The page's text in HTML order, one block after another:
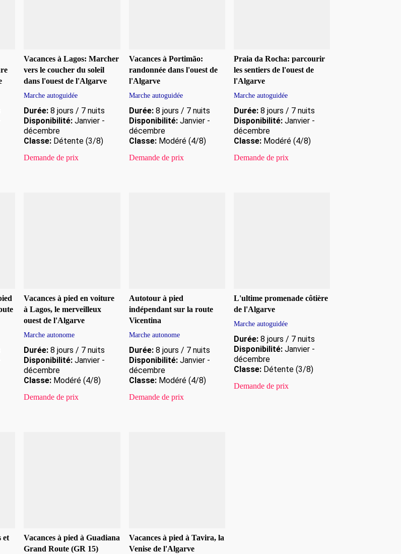
Vacances à Lagos: Marcher
vers le coucher du soleil
dans l'ouest de l'Algarve
Marche autoguidée
Durée: 8 jours / 7 nuits
Disponibilité: Janvier -
décembre
Classe: Détente (3/8)
Demande de prix
Vacances à Portimão:
randonnée dans l'ouest de
l'Algarve
Marche autoguidée
Durée:8 jours / 7 nuits
Disponibilité:Janvier -
décembre
Classe:Modéré (4/8)
Demande de prix
Praia da Rocha: parcourir
les sentiers de l'ouest de
l'Algarve
Marche autoguidée
Durée: 8 jours / 7 nuits
Disponibilité: Janvier -
décembre
Classe: Modéré (4/8)
Demande de prix
Vacances à pied en voiture
à Lagos, le merveilleux
ouest de l'Algarve
Marche autonome
Durée: 8 jours / 7 nuits
Disponibilité: Janvier -
décembre
Classe: Modéré (4/8)
Demande de prix
Autotour à pied
indépendant sur la route
Vicentina
Marche autonome
Durée:8 jours / 7 nuits
Disponibilité:Janvier -
décembre
Classe:Modéré (4/8)
Demande de prix
L'ultime promenade côtière
de l'Algarve
Marche autoguidée
Durée: 8 jours / 7 nuits
Disponibilité: Janvier -
décembre
Classe: Détente (3/8)
Demande de prix
et
Vacances à pied à Guadiana
Grand Route (GR 15)
Vacances à pied à Tavira, la
Venise de l'Algarve